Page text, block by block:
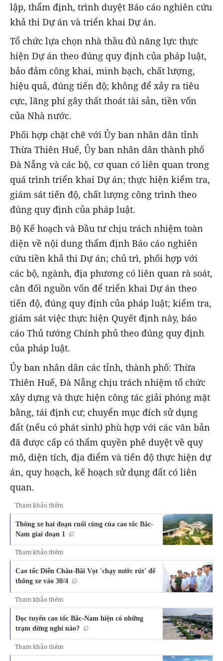
lập, thẩm định, trình duyệt Báo cáo nghiên cứu
khả thi Dự án và triển khai Dự án.
Tổ chức lựa chọn nhà thầu đủ năng lực thực
hiện Dự án theo đúng quy định của pháp luật,
bảo đảm công khai, minh bạch, chất lượng,
hiệu quả, đúng tiến độ; không để xảy ra tiêu
cực, lãng phí gây thất thoát tài sản, tiền vốn
của Nhà nước.
Phối hợp chặt chẽ với Ủy ban nhân dân tỉnh
Thừa Thiên Huế, Ủy ban nhân dân thành phố
Đà Nẵng và các bộ, cơ quan có liên quan trong
quá trình triển khai Dự án; thực hiện kiểm tra,
giám sát tiến độ, chất lượng công trình theo
đúng quy định của pháp luật.
Bộ Kế hoạch và Đầu tư chịu trách nhiệm toàn
diện về nội dung thẩm định Báo cáo nghiên
cứu tiền khả thi Dự án; chủ trì, phối hợp với
các bộ, ngành, địa phương có liên quan rà soát,
cân đối nguồn vốn để triển khai Dự án theo
tiến độ, đúng quy định của pháp luật; kiểm tra,
giám sát việc thực hiện Quyết định này, báo
cáo Thủ tướng Chính phủ theo đúng quy định
của pháp luật.
Ủy ban nhân dân các tỉnh, thành phố: Thừa
Thiên Huế, Đà Nẵng chịu trách nhiệm tổ chức
xây dựng và thực hiện công tác giải phóng mặt
bằng, tái định cư; chuyển mục đích sử dụng
đất (nếu có phát sinh) phù hợp với các văn bản
đã được cấp có thẩm quyền phê duyệt về quy
mô, diện tích, địa điểm và tiến độ thực hiện dự
án, quy hoạch, kế hoạch sử dụng đất có liên
quan.
Tham khảo thêm
Thông xe hai đoạn cuối cùng của cao tốc Bắc-
Nam giai đoạn 1
Tham khảo thêm
Cao tốc Diễn Châu-Bãi Vọt 'chạy nước rút' để
thông xe vào 30/4
Tham khảo thêm
Dọc tuyến cao tốc Bắc-Nam hiện có những
trạm dừng nghỉ nào?
Tham khảo thêm